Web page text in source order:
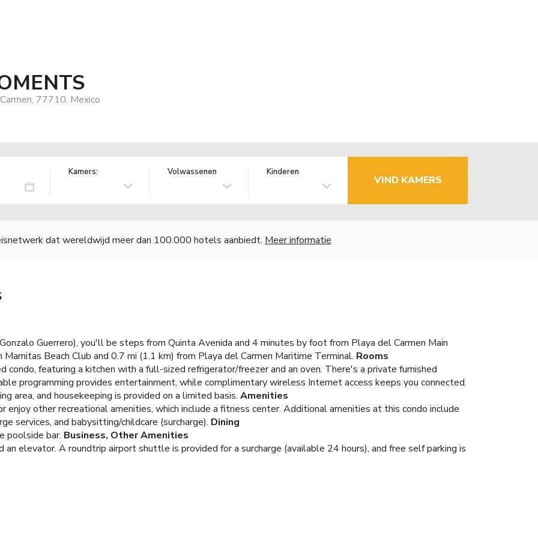
77710, Mexico
Kamers: Volwassenen Kinderen
VIND KAMERS
dat wereldwijd meer dan 100.000 hotels aanbiedt. Meer informatie
Guerrero), you'll be steps from Quinta Avenida and 4 minutes by foot from Playa del Carmen Main
Beach Club and 0.7 mi (1.1 km) from Playa del Carmen Maritime Terminal. Rooms
condo, featuring a kitchen with a full-sized refrigerator/freezer and an oven. There's a private furnished
programming provides entertainment, while complimentary wireless Internet access keeps you connected.
area, and housekeeping is provided on a limited basis. Amenities
other recreational amenities, which include a fitness center. Additional amenities at this condo include
services, and babysitting/childcare (surcharge). Dining
poolside bar. Business, Other Amenities
elevator. A roundtrip airport shuttle is provided for a surcharge (available 24 hours), and free self parking is